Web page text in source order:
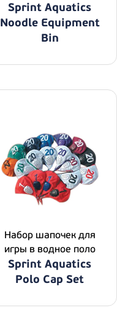
Sprint Aquatics
Noodle Equipment
Bin
Набор шапочек для
игры в водное поло
Sprint Aquatics
Polo Cap Set